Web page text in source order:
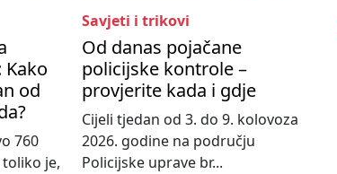
od
760
je,
Savjeti i trikovi
Od danas pojačane
policijske kontrole –
provjerite kada i gdje
Cijeli tjedan od 3. do 9. kolovoza
2026. godine na području
Policijske uprave br...